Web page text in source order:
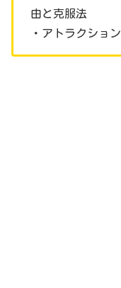
由と克服法
・アトラクショ